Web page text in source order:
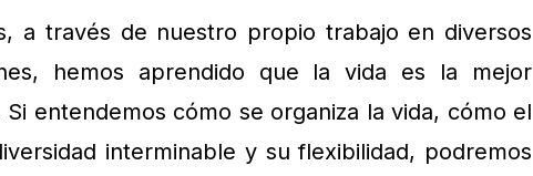
a través de nuestro propio trabajo en diversos
hemos aprendido que la vida es la mejor
entendemos cómo se organiza la vida, cómo el
interminable y su flexibilidad, podremos